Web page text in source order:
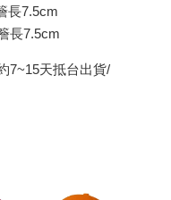
長7.5cm
長7.5cm
7~15天抵台出貨/